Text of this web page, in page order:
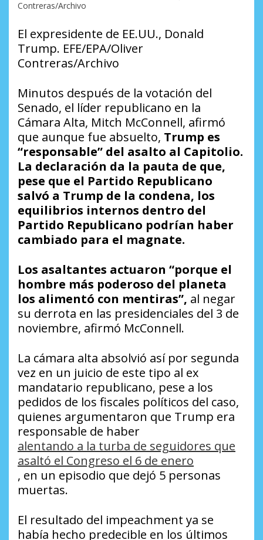
El expresidente de EE.UU., Donald
Trump. EFE/EPA/Oliver
Contreras/Archivo
Minutos después de la votación del
Senado, el líder republicano en la
Cámara Alta, Mitch McConnell, afirmó
que aunque fue absuelto, Trump es
“responsable” del asalto al Capitolio.
La declaración da la pauta de que,
pese que el Partido Republicano
salvó a Trump de la condena, los
equilibrios internos dentro del
Partido Republicano podrían haber
cambiado para el magnate.
Los asaltantes actuaron “porque el
hombre más poderoso del planeta
los alimentó con mentiras”, al negar
su derrota en las presidenciales del 3 de
noviembre, afirmó McConnell.
La cámara alta absolvió así por segunda
vez en un juicio de este tipo al ex
mandatario republicano, pese a los
pedidos de los fiscales políticos del caso,
quienes argumentaron que Trump era
responsable de haber
alentando a la turba de seguidores que
asaltó el Congreso el 6 de enero
, en un episodio que dejó 5 personas
muertas.
El resultado del impeachment ya se
había hecho predecible en los últimos